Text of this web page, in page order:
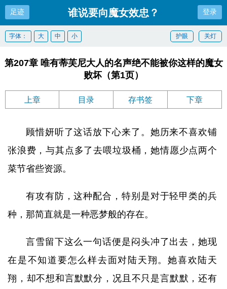
足迹 谁说要向魔女效忠？ 登录
关灯
护眼
字体： 大 中 小
第207章 唯有蒂芙尼大人的名声绝不能被你这样的魔女
败坏（第1页）
上章 目录 存书签 下章
顾惜妍听了这话放下心来了。她历来不喜欢铺
张浪费，与其点多了去喂垃圾桶，她情愿少点两个
菜节省些资源。
有攻有防，这种配合，特别是对于轻甲类的兵
种，那简直就是一种恶梦般的存在。
言雪留下这么一句话便是闷头冲了出去，她现
在是不知道要怎么样去面对陆天翔。她喜欢陆天
翔，却不想和言默默分，况且不只是言默默，还有